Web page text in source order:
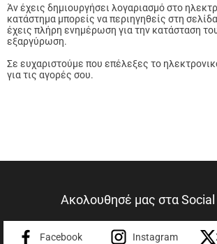
Άν έχεις δημιουργήσει λογαριασμό στο
κατάστημα μπορείς να περιηγηθείς στη
έχεις πλήρη ενημέρωση για την κατάσταση
εξαργύρωση.
Σε ευχαριστούμε που επέλεξες το
για τις αγορές σου.
Ακολουθησέ μας στα
Facebook Instagram